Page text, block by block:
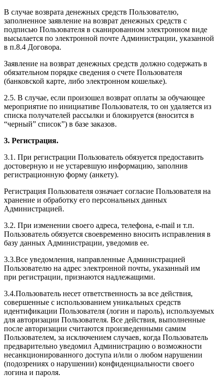
В случае возврата денежных средств Пользователю,
заполненное заявление на возврат денежных средств с
подписью Пользователя в сканированном электронном виде
высылается по электронной почте Администрации, указанной
в п.8.4 Договора.
Заявление на возврат денежных средств должно содержать в
обязательном порядке сведения о счете Пользователя
(банковской карте, либо электронном кошельке).
2.5. В случае, если произошел возврат оплаты за обучающее
мероприятие по инициативе Пользователя, то он удаляется из
списка получателей рассылки и блокируется (вносится в
“черный” список”) в базе заказов.
3. Регистрация.
3.1. При регистрации Пользователь обязуется предоставить
достоверную и не устаревшую информацию, заполнив
регистрационную форму (анкету).
Регистрация Пользователя означает согласие Пользователя на
хранение и обработку его персональных данных
Администрацией.
3.2. При изменении своего адреса, телефона, e-mail и т.п.
Пользователь обязуется своевременно вносить исправления в
базу данных Администрации, уведомив ее.
3.3.Все уведомления, направленные Администрацией
Пользователю на адрес электронной почты, указанный им
при регистрации, признаются надлежащими.
3.4.Пользователь несет ответственность за все действия,
совершенные с использованием уникальных средств
идентификации Пользователя (логин и пароль), используемых
для авторизации Пользователя. Все действия, выполненные
после авторизации считаются произведенными самим
Пользователем, за исключением случаев, когда Пользователь
предварительно уведомил Администрацию о возможности
несанкционированного доступа и/или о любом нарушении
(подозрениях о нарушении) конфиденциальности своего
логина и пароля.